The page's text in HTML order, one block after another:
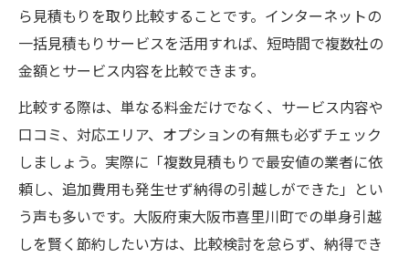
ら見積もりを取り比較することです。インターネットの
一括見積もりサービスを活用すれば、短時間で複数社の
金額とサービス内容を比較できます。
比較する際は、単なる料金だけでなく、サービス内容や
口コミ、対応エリア、オプションの有無も必ずチェック
しましょう。実際に「複数見積もりで最安値の業者に依
頼し、追加費用も発生せず納得の引越しができた」とい
う声も多いです。大阪府東大阪市喜里川町での単身引越
しを賢く節約したい方は、比較検討を怠らず、納得でき